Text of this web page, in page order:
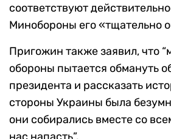
соответствуют
Минобороны его «тщательно
Пригожин также заявил, что
обороны пытается обмануть
президента и рассказать
стороны Украины была
они собирались вместе со